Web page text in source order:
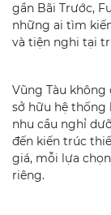
gần Bãi Trước,
những ai tìm
và tiện nghi tại
Vũng Tàu không
sở hữu hệ thống
nhu cầu nghỉ
đến kiến trúc
giá, mỗi lựa
riêng.